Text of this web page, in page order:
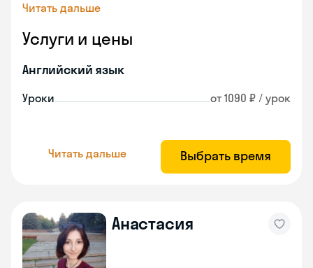
Читать дальше
Услуги и цены
Английский язык
Уроки от 1090 ₽ / урок
Читать дальше Выбрать время
Анастасия